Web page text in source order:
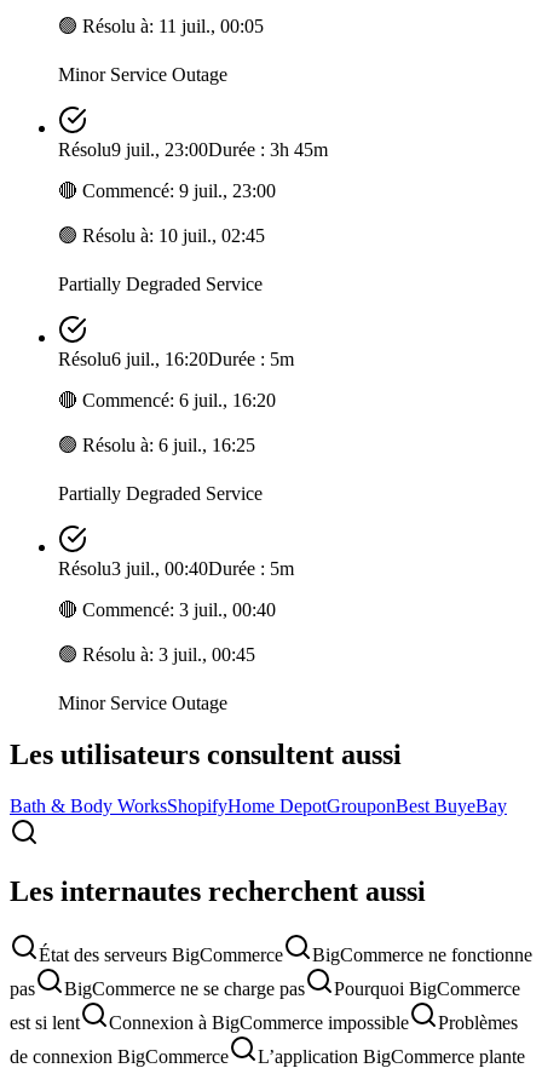
🟢 Résolu à: 11 juil., 00:05
Minor Service Outage
Résolu9 juil., 23:00Durée : 3h 45m
🔴 Commencé: 9 juil., 23:00
🟢 Résolu à: 10 juil., 02:45
Partially Degraded Service
Résolu6 juil., 16:20Durée : 5m
🔴 Commencé: 6 juil., 16:20
🟢 Résolu à: 6 juil., 16:25
Partially Degraded Service
Résolu3 juil., 00:40Durée : 5m
🔴 Commencé: 3 juil., 00:40
🟢 Résolu à: 3 juil., 00:45
Minor Service Outage
Les utilisateurs consultent aussi
Bath & Body WorksShopifyHome DepotGrouponBest BuyeBay
Les internautes recherchent aussi
État des serveurs BigCommerce
BigCommerce ne fonctionne
pas
BigCommerce ne se charge pas
Pourquoi BigCommerce
est si lent
Connexion à BigCommerce impossible
Problèmes
de connexion BigCommerce
L’application BigCommerce plante